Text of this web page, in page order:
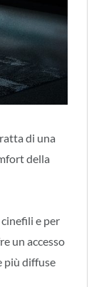
di una
della
e per
un accesso
più diffuse